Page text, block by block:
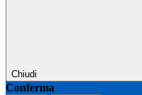
Chiudi
Conferma